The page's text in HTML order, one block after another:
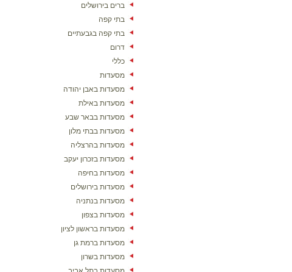
ברים בירושלים
בתי קפה
בתי קפה בגבעתיים
דרום
כללי
מסעדות
מסעדות באבן יהודה
מסעדות באילת
מסעדות בבאר שבע
מסעדות בבתי מלון
מסעדות בהרצליה
מסעדות בזכרון יעקב
מסעדות בחיפה
מסעדות בירושלים
מסעדות בנתניה
מסעדות בצפון
מסעדות בראשון לציון
מסעדות ברמת גן
מסעדות בשרון